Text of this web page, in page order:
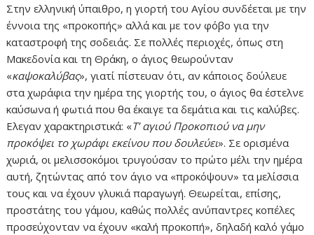
Στην ελληνική ύπαιθρο, η γιορτή του Αγίου συνδέεται με την
έννοια της «προκοπής» αλλά και με τον φόβο για την
καταστροφή της σοδειάς. Σε πολλές περιοχές, όπως στη
Μακεδονία και τη Θράκη, ο άγιος θεωρούνταν
«καψοκαλύβας», γιατί πίστευαν ότι, αν κάποιος δούλευε
στα χωράφια την ημέρα της γιορτής του, ο άγιος θα έστελνε
καύσωνα ή φωτιά που θα έκαιγε τα δεμάτια και τις καλύβες.
Ελεγαν χαρακτηριστικά: «Τ’ αγιού Προκοπιού να μην
προκόψει το χωράφι εκείνου που δουλεύει». Σε ορισμένα
χωριά, οι μελισσοκόμοι τρυγούσαν το πρώτο μέλι την ημέρα
αυτή, ζητώντας από τον άγιο να «προκόψουν» τα μελίσσια
τους και να έχουν γλυκιά παραγωγή. Θεωρείται, επίσης,
προστάτης του γάμου, καθώς πολλές ανύπαντρες κοπέλες
προσεύχονταν να έχουν «καλή προκοπή», δηλαδή καλό γάμο